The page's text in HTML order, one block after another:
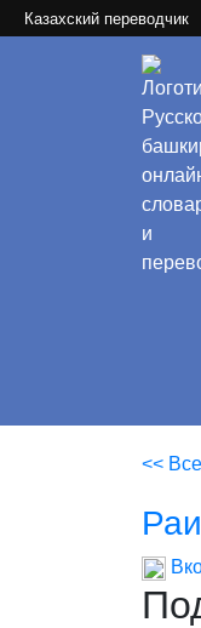
Казахский переводчик
<<